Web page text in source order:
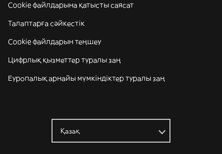
Cookie файлдарына қатысты саясат
Талаптарға сәйкестік
Cookie файлдарын теңшеу
Цифрлық қызметтер туралы заң
Еуропалық арнайы мүмкіндіктер туралы заң